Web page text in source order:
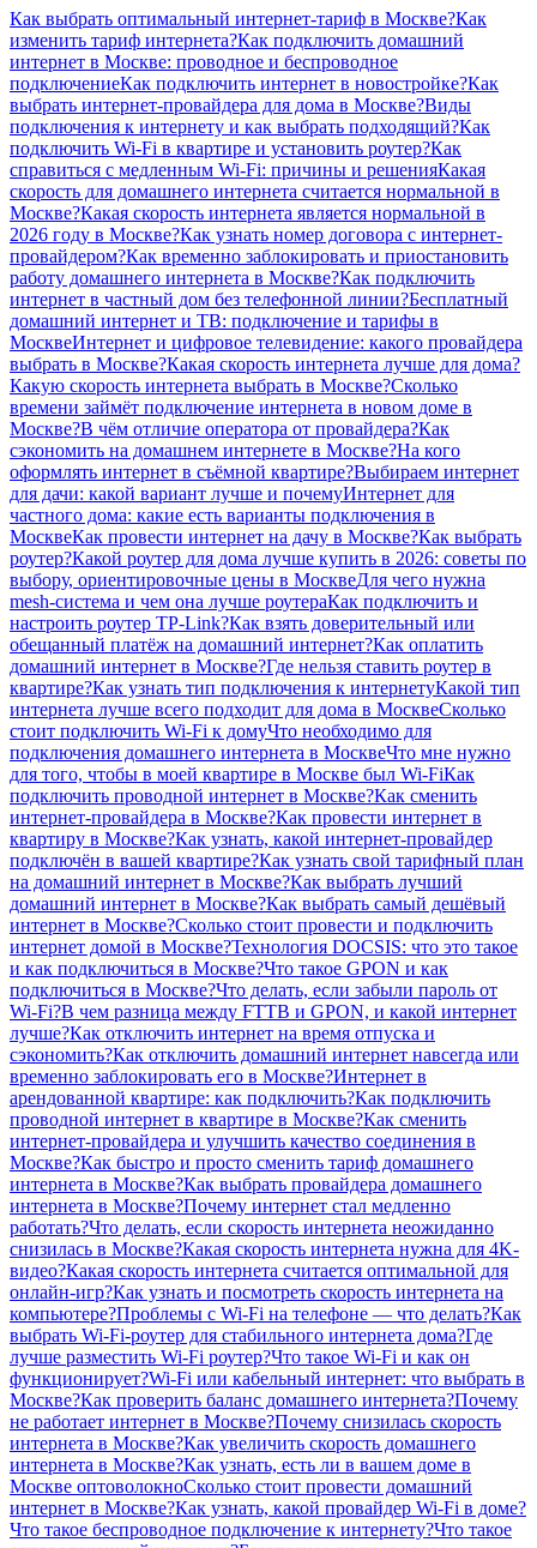
Как выбрать оптимальный интернет-тариф в Москве?Как
изменить тариф интернета?Как подключить домашний
интернет в Москве: проводное и беспроводное
подключениеКак подключить интернет в новостройке?Как
выбрать интернет-провайдера для дома в Москве?Виды
подключения к интернету и как выбрать подходящий?Как
подключить Wi-Fi в квартире и установить роутер?Как
справиться с медленным Wi-Fi: причины и решенияКакая
скорость для домашнего интернета считается нормальной в
Москве?Какая скорость интернета является нормальной в
2026 году в Москве?Как узнать номер договора с интернет-
провайдером?Как временно заблокировать и приостановить
работу домашнего интернета в Москве?Как подключить
интернет в частный дом без телефонной линии?Бесплатный
домашний интернет и ТВ: подключение и тарифы в
МосквеИнтернет и цифровое телевидение: какого провайдера
выбрать в Москве?Какая скорость интернета лучше для дома?
Какую скорость интернета выбрать в Москве?Сколько
времени займёт подключение интернета в новом доме в
Москве?В чём отличие оператора от провайдера?Как
сэкономить на домашнем интернете в Москве?На кого
оформлять интернет в съёмной квартире?Выбираем интернет
для дачи: какой вариант лучше и почемуИнтернет для
частного дома: какие есть варианты подключения в
МосквеКак провести интернет на дачу в Москве?Как выбрать
роутер?Какой роутер для дома лучше купить в 2026: советы по
выбору, ориентировочные цены в МосквеДля чего нужна
mesh-система и чем она лучше роутераКак подключить и
настроить роутер TP-Link?Как взять доверительный или
обещанный платёж на домашний интернет?Как оплатить
домашний интернет в Москве?Где нельзя ставить роутер в
квартире?Как узнать тип подключения к интернетуКакой тип
интернета лучше всего подходит для дома в МосквеСколько
стоит подключить Wi-Fi к домуЧто необходимо для
подключения домашнего интернета в МосквеЧто мне нужно
для того, чтобы в моей квартире в Москве был Wi-FiКак
подключить проводной интернет в Москве?Как сменить
интернет-провайдера в Москве?Как провести интернет в
квартиру в Москве?Как узнать, какой интернет-провайдер
подключён в вашей квартире?Как узнать свой тарифный план
на домашний интернет в Москве?Как выбрать лучший
домашний интернет в Москве?Как выбрать самый дешёвый
интернет в Москве?Сколько стоит провести и подключить
интернет домой в Москве?Технология DOCSIS: что это такое
и как подключиться в Москве?Что такое GPON и как
подключиться в Москве?Что делать, если забыли пароль от
Wi-Fi?В чем разница между FTTB и GPON, и какой интернет
лучше?Как отключить интернет на время отпуска и
сэкономить?Как отключить домашний интернет навсегда или
временно заблокировать его в Москве?Интернет в
арендованной квартире: как подключить?Как подключить
проводной интернет в квартире в Москве?Как сменить
интернет-провайдера и улучшить качество соединения в
Москве?Как быстро и просто сменить тариф домашнего
интернета в Москве?Как выбрать провайдера домашнего
интернета в Москве?Почему интернет стал медленно
работать?Что делать, если скорость интернета неожиданно
снизилась в Москве?Какая скорость интернета нужна для 4K-
видео?Какая скорость интернета считается оптимальной для
онлайн-игр?Как узнать и посмотреть скорость интернета на
компьютере?Проблемы с Wi-Fi на телефоне — что делать?Как
выбрать Wi-Fi-роутер для стабильного интернета дома?Где
лучше разместить Wi-Fi роутер?Что такое Wi-Fi и как он
функционирует?Wi-Fi или кабельный интернет: что выбрать в
Москве?Как проверить баланс домашнего интернета?Почему
не работает интернет в Москве?Почему снизилась скорость
интернета в Москве?Как увеличить скорость домашнего
интернета в Москве?Как узнать, есть ли в вашем доме в
Москве оптоволокноСколько стоит провести домашний
интернет в Москве?Как узнать, какой провайдер Wi-Fi в доме?
Что такое беспроводное подключение к интернету?Что такое